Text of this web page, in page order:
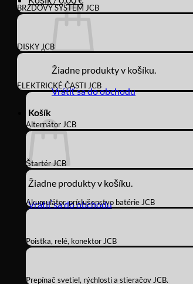
Žiadne produkty v košíku.
Vrátiť sa do obchodu
Košík
Žiadne produkty v košíku.
Vrátiť sa do obchodu
BRZDOVÝ SYSTÉM JCB
DISKY JCB
ELEKTRICKÉ ČASTI JCB
Alternátor JCB
Štartér JCB
Akumulátor, príslušenstvo batérie JCB
Poistka, relé, konektor JCB
Prepínač svetiel, rýchlosti a stieračov JCB.